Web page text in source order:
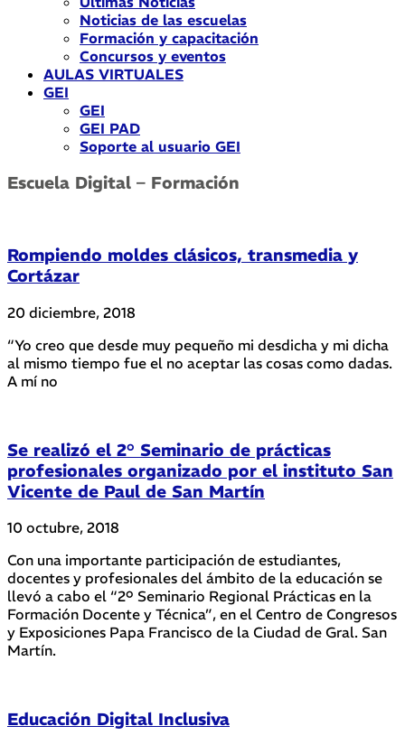
Noticias de las escuelas
Formación y capacitación
Concursos y eventos
AULAS VIRTUALES
GEI
GEI
GEI PAD
Soporte al usuario GEI
Escuela Digital – Formación
Rompiendo moldes clásicos, transmedia y
Cortázar
20 diciembre, 2018
“Yo creo que desde muy pequeño mi desdicha y mi dicha
al mismo tiempo fue el no aceptar las cosas como dadas.
A mí no
Se realizó el 2° Seminario de prácticas
profesionales organizado por el instituto San
Vicente de Paul de San Martín
10 octubre, 2018
Con una importante participación de estudiantes,
docentes y profesionales del ámbito de la educación se
llevó a cabo el “2º Seminario Regional Prácticas en la
Formación Docente y Técnica”, en el Centro de Congresos
y Exposiciones Papa Francisco de la Ciudad de Gral. San
Martín.
Educación Digital Inclusiva